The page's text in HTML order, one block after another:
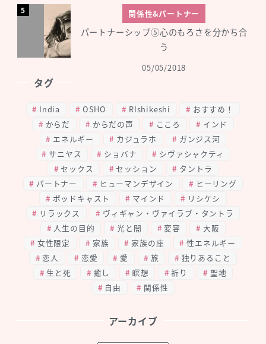
関係性&パートナー
パートナーシップ⑤心のもろさを分かち合
う
05/05/2018
タグ
India OSHO RIshikeshi
おすすめ！
からだ
からだの声 こころ
インド
エネルギー
カジュラホ
ガンジス河
サニヤス
ショバナ
シヴァシャクティ
セックス
セッション
タントラ
パートナー
ヒューマンデザイン
ヒーリング
ポッドキャスト
マインド
リシケシ
リラックス
ヴィギャン・ヴァイラブ・タントラ
人生の目的
光と闇 変容
大阪
女性限定
家族 家族の座
性エネルギー
恋人
恋愛 愛 旅
独りあること
生と死
癒し 瞑想 祈り
聖地
自由
関係性
アーカイブ